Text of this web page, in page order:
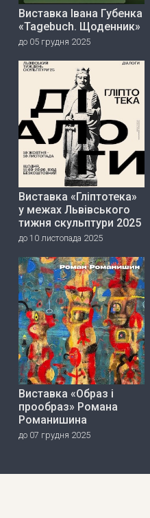
Виставка Івана Губенка
«Tagebuch. Щоденник»
до 05 грудня 2025
Виставка «Гліптотека»
у межах Львівського
тижня скульптури 2025
до 10 листопада 2025
Виставка «Образ і
прообраз» Романа
Романишина
до 07 грудня 2025